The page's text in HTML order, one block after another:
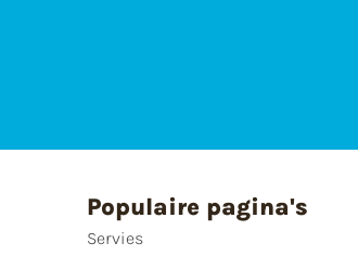
Populaire pagina's
Servies